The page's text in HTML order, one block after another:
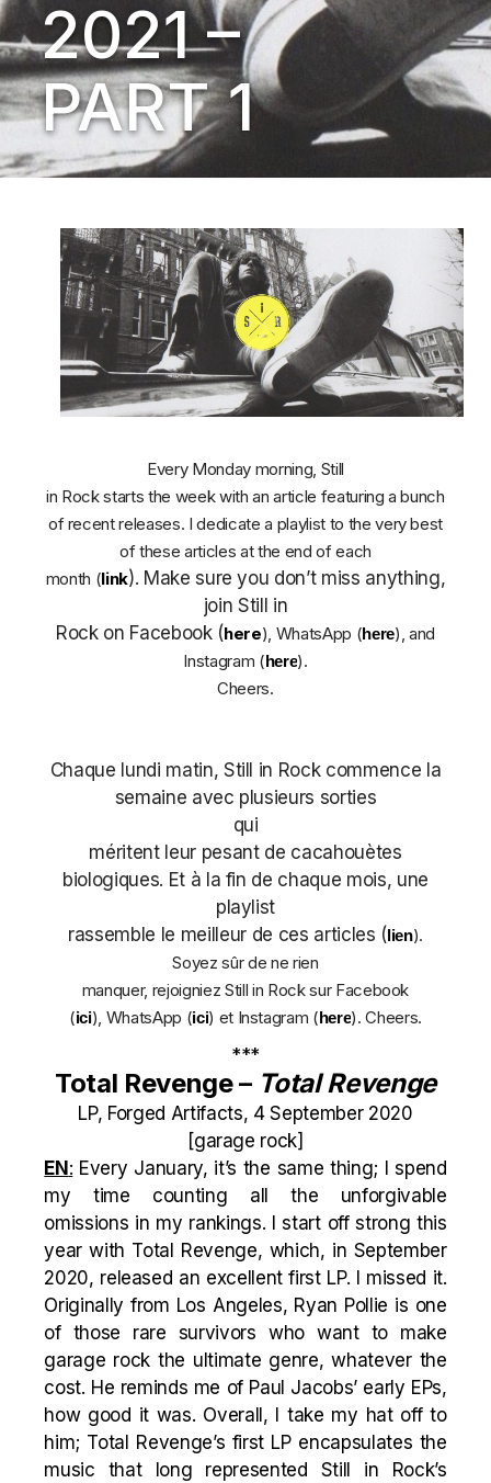
2021 –
PART 1
Every Monday morning, Still
in Rock starts the week with an article featuring a bunch
of recent releases. I dedicate a playlist to the very best
of these articles at the end of each
month (link). Make sure you don’t miss anything,
join Still in
Rock on Facebook (here), WhatsApp (here), and
Instagram (here).
Cheers.
Chaque lundi matin, Still in Rock commence la
semaine avec plusieurs sorties
qui
méritent leur pesant de cacahouètes
biologiques. Et à la fin de chaque mois, une
playlist
rassemble le meilleur de ces articles (lien).
Soyez sûr de ne rien
manquer, rejoigniez Still in Rock sur Facebook
(ici), WhatsApp (ici) et Instagram (here). Cheers.
***
Total Revenge – Total Revenge
LP, Forged Artifacts, 4 September 2020
[garage rock]
EN : Every January, it’s the same thing; I spend
my time counting all the unforgivable
omissions in my rankings. I start off strong this
year with Total Revenge, which, in September
2020, released an excellent first LP. I missed it.
Originally from Los Angeles, Ryan Pollie is one
of those rare survivors who want to make
garage rock the ultimate genre, whatever the
cost. He reminds me of Paul Jacobs’ early EPs,
how good it was. Overall, I take my hat off to
him; Total Revenge’s first LP encapsulates the
music that long represented Still in Rock’s